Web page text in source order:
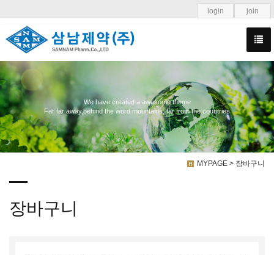
login join
We have created a awesome theme
Far far away,behind the word mountains, far from the countries
MYPAGE > 장바구니
장바구니